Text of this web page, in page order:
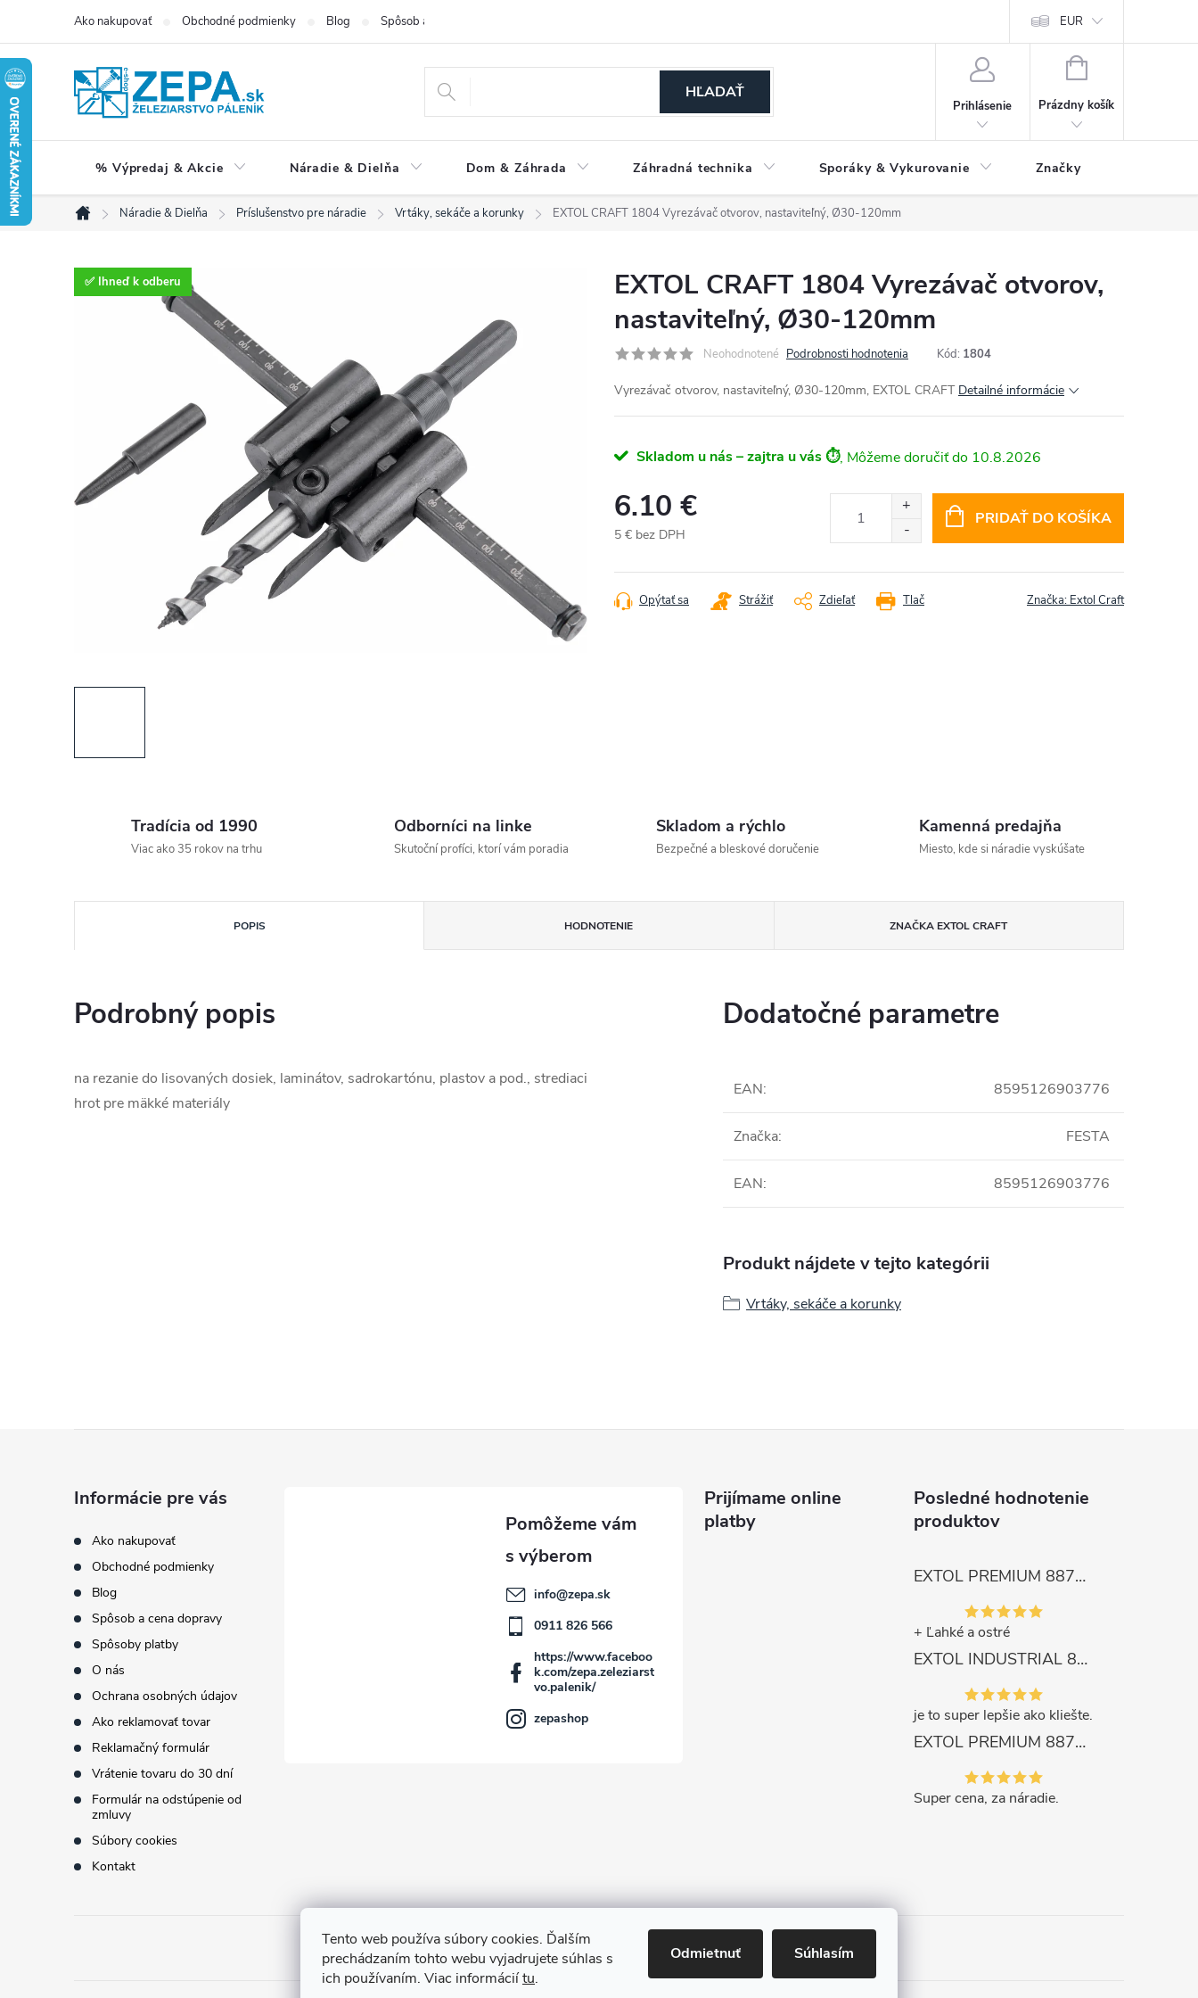
Tento web používa súbory cookies. Ďalším
prechádzaním tohto webu vyjadrujete súhlas s
ich používaním. Viac informáciítu.
Odmietnuť Súhlasím
obsah
Ako nakupovať Obchodné podmienky Blog Spôsob a cena dopravy Reklamačný formulár
EUR
HĽADAŤ
Prihlásenie
NÁKUPNÝ
Prázdny košík
% Výpredaj & Akcie Náradie & Dielňa Dom & Záhrada Záhradná technika Sporáky & Vykurovanie Značky
Domov
Náradie & Dielňa Príslušenstvo pre náradie Vrtáky, sekáče a korunky EXTOL CRAFT 1804 Vyrezávač otvorov, nastaviteľný, Ø30-120mm
✅ Ihneď k odberu
EXTOL CRAFT 1804 Vyrezávač otvorov,
nastaviteľný, Ø30-120mm
Neohodnotené Podrobnosti hodnotenia Kód: 1804
Vyrezávač otvorov, nastaviteľný, Ø30-120mm, EXTOL CRAFT Detailné informácie
Skladom u nás – zajtra u vás ⏱️ 10.8.2026
6.10 €
5 € bez DPH
cena:
PRIDAŤ DO KOŠÍKA
Tlač
Opýtať sa Strážiť Zdieľať Značka: Extol Craft
Tradícia od 1990
Viac ako 35 rokov na trhu
Odborníci na linke
Skutoční profíci, ktorí vám poradia
Skladom a rýchlo
Bezpečné a bleskové doručenie
Kamenná predajňa
Miesto, kde si náradie vyskúšate
POPIS HODNOTENIE ZNAČKA EXTOL CRAFT
Podrobný popis
na rezanie do lisovaných dosiek, laminátov, sadrokartónu, plastov a pod., strediaci
hrot pre mäkké materiály
Dodatočné parametre
EAN: 8595126903776
Značka: FESTA
EAN: 8595126903776
Produkt nájdete v tejto kategórii
Vrtáky, sekáče a korunky
Informácie pre vás
Ako nakupovať
Obchodné podmienky
Blog
Spôsob a cena dopravy
Spôsoby platby
O nás
Ochrana osobných údajov
Ako reklamovať tovar
Reklamačný formulár
Vrátenie tovaru do 30 dní
Formulár na odstúpenie od
zmluvy
Súbory cookies
Kontakt
info@zepa.sk
0911 826 566
https://www.faceboo
k.com/zepa.zeleziarst
vo.palenik/
zepashop
Prijímame online
platby
Posledné hodnotenie
produktov
EXTOL PREMIUM 8872105 Nožnice záhradnícke dlhé úzke, 200mm, max. prestrih Ø6mm
+ Ľahké a ostré
EXTOL INDUSTRIAL 8791861 Viazač armatúr aku Share20V, bez aku, drôt 0,8mm, oko 8-34mm, bezuhlíkový motor
je to super lepšie ako kliešte.
EXTOL PREMIUM 8871287 Sekera štiepacia 3500g, nylónová násada 910mm
Super cena, za náradie.
Kontakt